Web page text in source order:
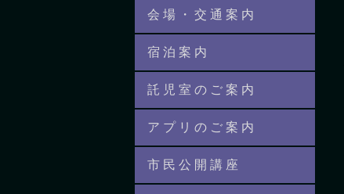
会 場 ・ 交 通 案 内
宿 泊 案 内
託 児 室 の ご 案 内
ア プ リ の ご 案 内
市 民 公 開 講 座